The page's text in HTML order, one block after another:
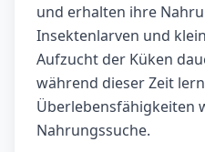
und erhalten ihre
Insektenlarven und
Aufzucht der Küken
während dieser Zeit
Überlebensfähigkeiten
Nahrungssuche.